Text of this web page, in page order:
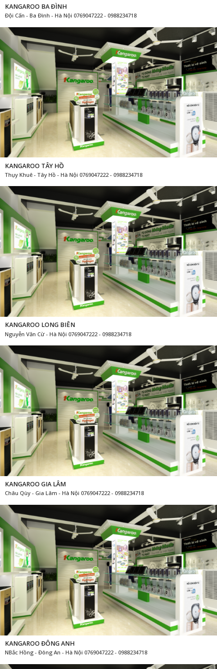
KANGAROO BA ĐÌNH
Đội Cấn - Ba Đình - Hà Nội 0769047222 - 0988234718
KANGAROO TÂY HỒ
Thụy Khuê - Tây Hồ - Hà Nội 0769047222 - 0988234718
KANGAROO LONG BIÊN
Nguyễn Văn Cừ - Hà Nội 0769047222 - 0988234718
KANGAROO GIA LÂM
Châu Qùy - Gia Lâm - Hà Nội 0769047222 - 0988234718
KANGAROO ĐÔNG ANH
NBắc Hồng - Đông An - Hà Nội 0769047222 - 0988234718